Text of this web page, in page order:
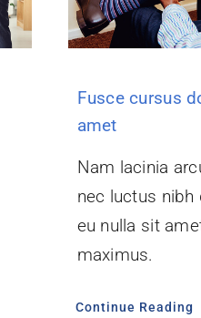
Fusce cursus
amet
Nam lacinia
nec luctus nibh
eu nulla sit
maximus.
Continue Reading